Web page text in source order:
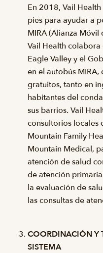
En 2018, Vail
pies para ayudar a
MIRA (Alianza Móvil
Vail Health
Eagle Valley y el
en el autobús
gratuitos, tanto en
habitantes del
sus barrios. Vail
consultorios locales
Mountain Family
Mountain Medical,
atención de salud
de atención
la evaluación de
las consultas de
COORDINACIÓN Y
SISTEMA